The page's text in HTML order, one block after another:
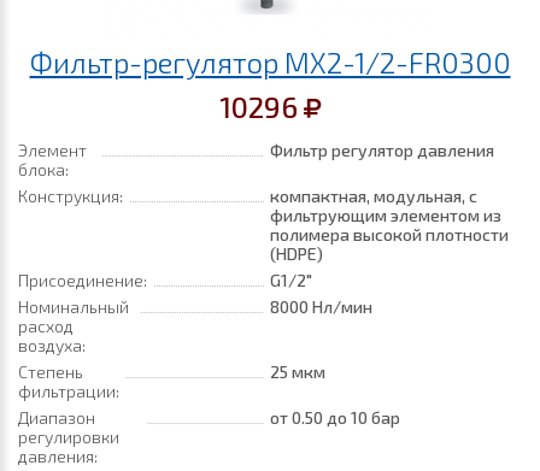
Фильтр-регулятор MX2-1/2-FR0300
10296
Элемент
блока:
Фильтр регулятор давления
Конструкция:
компактная, модульная, с
фильтрующим элементом из
полимера высокой плотности
(HDPE)
Присоединение:
G1/2"
Номинальный
расход
воздуха:
8000 Нл/мин
Степень
фильтрации:
25 мкм
Диапазон
регулировки
давления:
от 0.50 до 10 бар